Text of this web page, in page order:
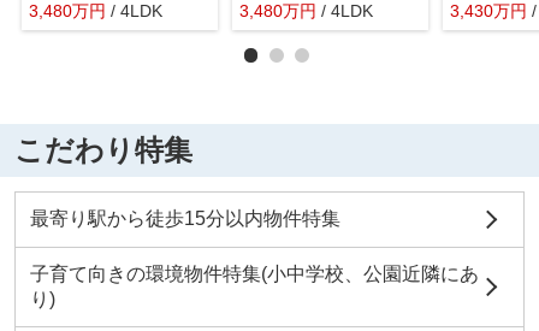
3,480万円 / 4LDK
3,480万円 / 4LDK 3,430万円
こだわり特集
最寄り駅から徒歩15分以内物件特集
子育て向きの環境物件特集(小中学校、公園近隣にあ
り)